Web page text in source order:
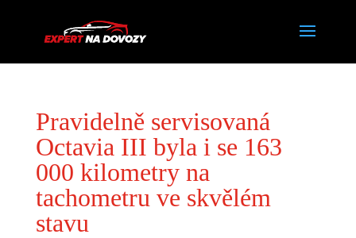
Pravidelně servisovaná
Octavia III byla i se 163
000 kilometry na
tachometru ve skvělém
stavu